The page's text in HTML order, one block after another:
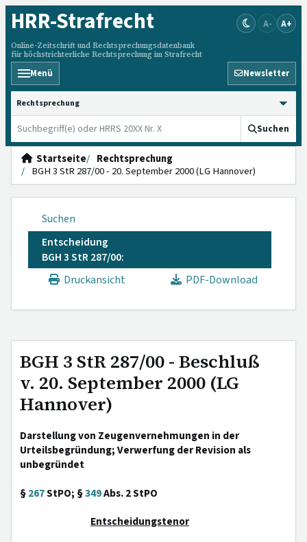
HRR-Strafrecht
Online-Zeitschrift und Rechtsprechungsdatenbank
für höchstrichterliche Rechtsprechung im Strafrecht
A- A+
Menü Newsletter
HRRS durchsuchen
Suchen
Startseite
Rechtsprechung
BGH 3 StR 287/00 - 20. September 2000 (LG Hannover)
Suchen
Entscheidung
BGH 3 StR 287/00:
Druckansicht
PDF-Download
BGH 3 StR 287/00 - Beschluß
v. 20. September 2000 (LG
Hannover)
Darstellung von Zeugenvernehmungen in der
Urteilsbegründung; Verwerfung der Revision als
unbegründet
§267StPO; §349Abs. 2 StPO
Entscheidungstenor